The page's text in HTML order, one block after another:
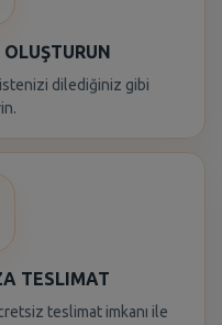
dilediğiniz gibi
TESLIMAT
teslimat imkanı ile